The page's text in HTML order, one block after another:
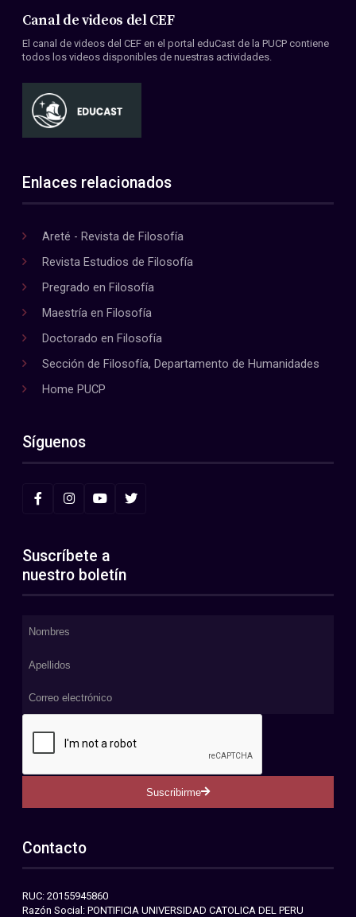
Canal de videos del CEF
El canal de videos del CEF en el portal eduCast de la PUCP contiene
todos los videos disponibles de nuestras actividades.
Enlaces relacionados
Areté - Revista de Filosofía
Revista Estudios de Filosofía
Pregrado en Filosofía
Maestría en Filosofía
Doctorado en Filosofía
Sección de Filosofía, Departamento de Humanidades
Home PUCP
Síguenos
Suscríbete a
nuestro boletín
Suscribirme
Contacto
RUC: 20155945860
Razón Social: PONTIFICIA UNIVERSIDAD CATOLICA DEL PERU